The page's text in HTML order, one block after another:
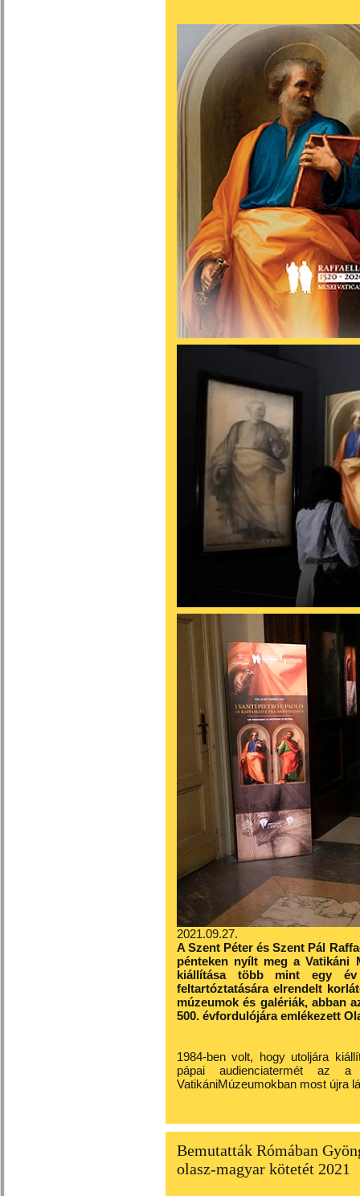
2021.09.27.
A Szent Péter és Szent Pál
pénteken nyílt meg a Vatikáni
kiállítása több mint egy év
feltartóztatására elrendelt
múzeumok és galériák, abban
500. évfordulójára emlékezett
1984-ben volt, hogy utoljára
pápai audienciatermét az
VatikániMúzeumokban most újra
Bemutatták Rómában
olasz-magyar kötetét 2021